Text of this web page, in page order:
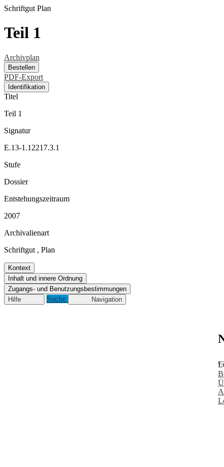
Schriftgut Plan
Teil 1
Archivplan
Bestellen
PDF-Export
Identifikation
Titel
Teil 1
Signatur
E.13-1.12217.3.1
Stufe
Dossier
Entstehungszeitraum
2007
Archivalienart
Schriftgut , Plan
Kontext
Inhalt und innere Ordnung
Zugangs- und Benutzungsbestimmungen
Hilfe
Suche Navigation